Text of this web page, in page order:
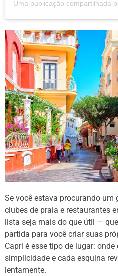
Se você estava procurando um
clubes de praia e restaurantes
lista seja mais do que útil —
partida para você criar suas
Capri é esse tipo de lugar:
simplicidade e cada esquina
lentamente.